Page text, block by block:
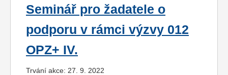
Seminář pro žadatele o
podporu v rámci výzvy 012
OPZ+ IV.
Trvání akce: 27. 9. 2022